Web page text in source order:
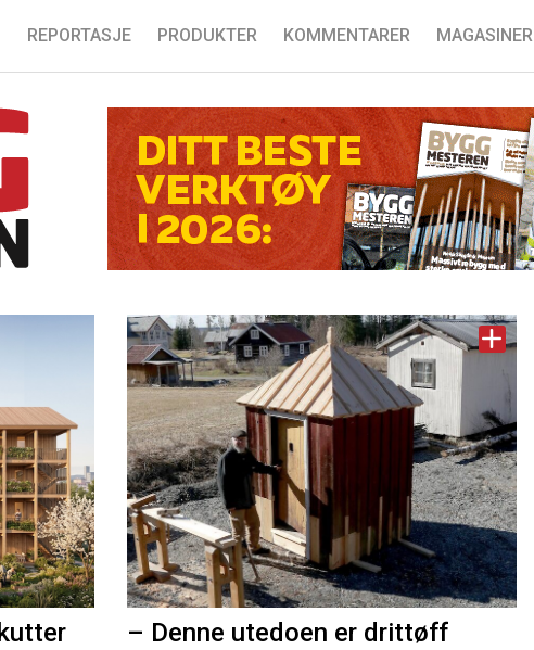
REPORTASJE PRODUKTER KOMMENTARER MAGASINER
– Denne utedoen er drittøff